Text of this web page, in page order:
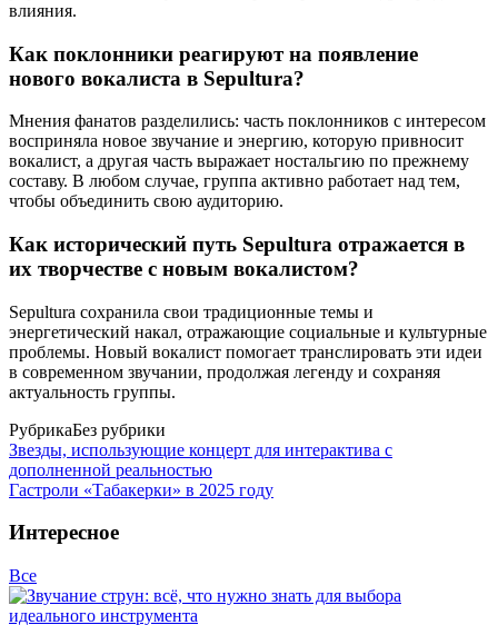
влияния.
Как поклонники реагируют на появление
нового вокалиста в Sepultura?
Мнения фанатов разделились: часть поклонников с интересом
восприняла новое звучание и энергию, которую привносит
вокалист, а другая часть выражает ностальгию по прежнему
составу. В любом случае, группа активно работает над тем,
чтобы объединить свою аудиторию.
Как исторический путь Sepultura отражается в
их творчестве с новым вокалистом?
Sepultura сохранила свои традиционные темы и
энергетический накал, отражающие социальные и культурные
проблемы. Новый вокалист помогает транслировать эти идеи
в современном звучании, продолжая легенду и сохраняя
актуальность группы.
РубрикаБез рубрики
Звезды, использующие концерт для интерактива с
дополненной реальностью
Гастроли «Табакерки» в 2025 году
Интересное
Все